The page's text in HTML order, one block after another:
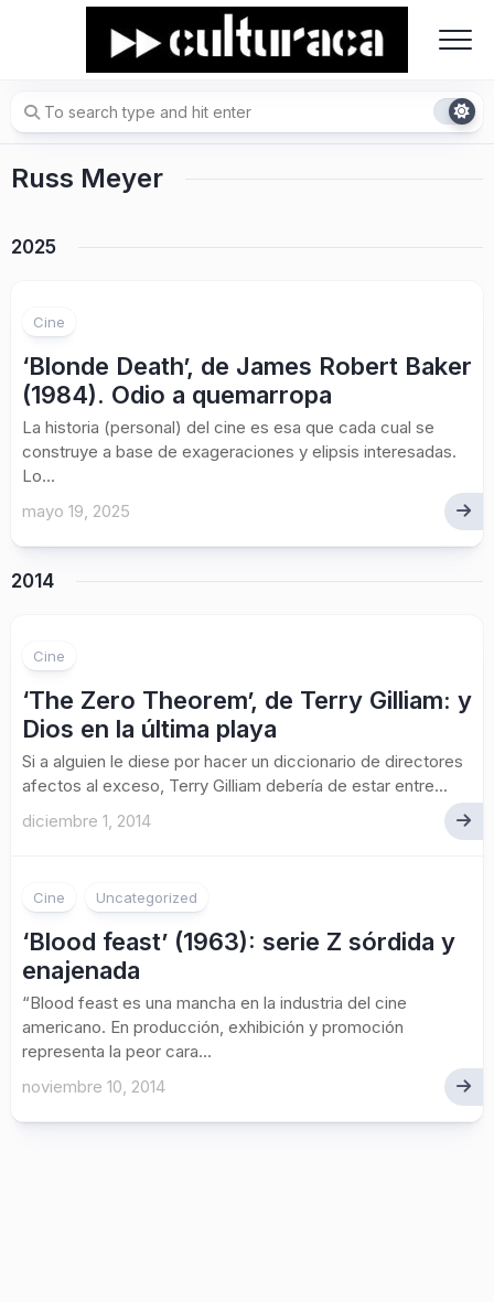
Russ Meyer
2025
Cine
‘Blonde Death’, de James Robert Baker
(1984). Odio a quemarropa
La historia (personal) del cine es esa que cada cual se
construye a base de exageraciones y elipsis interesadas.
Lo...
mayo 19, 2025
2014
Cine
‘The Zero Theorem’, de Terry Gilliam: y
Dios en la última playa
Si a alguien le diese por hacer un diccionario de directores
afectos al exceso, Terry Gilliam debería de estar entre...
diciembre 1, 2014
Cine Uncategorized
‘Blood feast’ (1963): serie Z sórdida y
enajenada
“Blood feast es una mancha en la industria del cine
americano. En producción, exhibición y promoción
representa la peor cara...
noviembre 10, 2014